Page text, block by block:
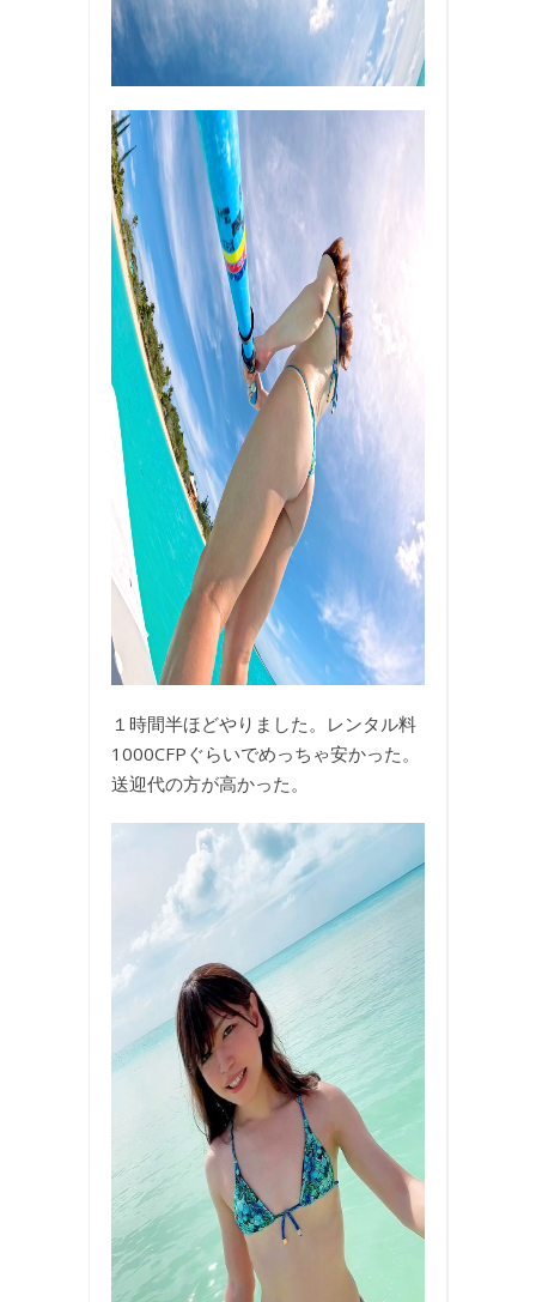
１時間半ほどやりました。レンタル料
1000CFPぐらいでめっちゃ安かった。
送迎代の方が高かった。